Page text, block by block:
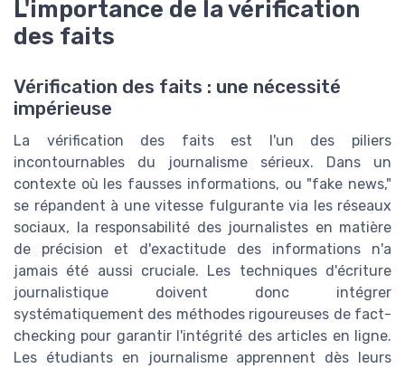
L'importance de la vérification
des faits
Vérification des faits : une nécessité
impérieuse
La vérification des faits est l'un des piliers
incontournables du journalisme sérieux. Dans un
contexte où les fausses informations, ou "fake news,"
se répandent à une vitesse fulgurante via les réseaux
sociaux, la responsabilité des journalistes en matière
de précision et d'exactitude des informations n'a
jamais été aussi cruciale. Les techniques d'écriture
journalistique doivent donc intégrer
systématiquement des méthodes rigoureuses de fact-
checking pour garantir l'intégrité des articles en ligne.
Les étudiants en journalisme apprennent dès leurs